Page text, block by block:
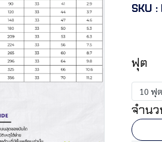
SKU :
ฟุต
10 ฟุต
จำน